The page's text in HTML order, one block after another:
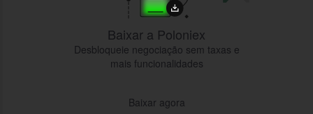
Baixar a Poloniex
Desbloqueie negociação sem taxas e
mais funcionalidades
Baixar agora